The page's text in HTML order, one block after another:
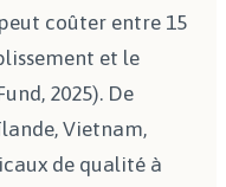
coûter entre 15
et le
2025). De
Vietnam,
de qualité à